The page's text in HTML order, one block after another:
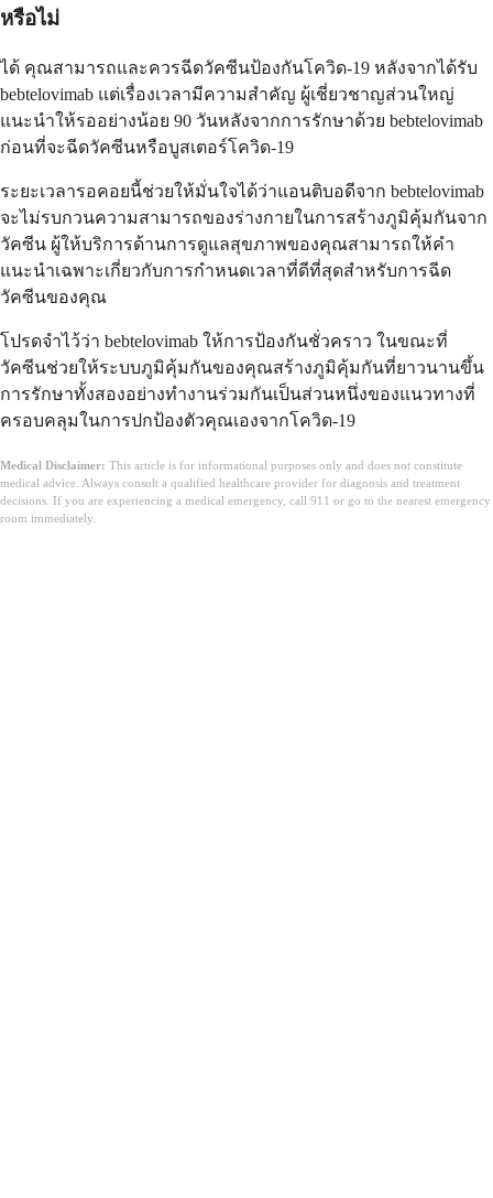
หรือไม่
ได้ คุณสามารถและควรฉีดวัคซีนป้องกันโควิด-19 หลังจากได้รับ
bebtelovimab แต่เรื่องเวลามีความสำคัญ ผู้เชี่ยวชาญส่วนใหญ่
แนะนำให้รออย่างน้อย 90 วันหลังจากการรักษาด้วย bebtelovimab
ก่อนที่จะฉีดวัคซีนหรือบูสเตอร์โควิด-19
ระยะเวลารอคอยนี้ช่วยให้มั่นใจได้ว่าแอนติบอดีจาก bebtelovimab
จะไม่รบกวนความสามารถของร่างกายในการสร้างภูมิคุ้มกันจาก
วัคซีน ผู้ให้บริการด้านการดูแลสุขภาพของคุณสามารถให้คำ
แนะนำเฉพาะเกี่ยวกับการกำหนดเวลาที่ดีที่สุดสำหรับการฉีด
วัคซีนของคุณ
โปรดจำไว้ว่า bebtelovimab ให้การป้องกันชั่วคราว ในขณะที่
วัคซีนช่วยให้ระบบภูมิคุ้มกันของคุณสร้างภูมิคุ้มกันที่ยาวนานขึ้น
การรักษาทั้งสองอย่างทำงานร่วมกันเป็นส่วนหนึ่งของแนวทางที่
ครอบคลุมในการปกป้องตัวคุณเองจากโควิด-19
Medical Disclaimer: This article is for informational purposes only and does not constitute
medical advice. Always consult a qualified healthcare provider for diagnosis and treatment
decisions. If you are experiencing a medical emergency, call 911 or go to the nearest emergency
room immediately.